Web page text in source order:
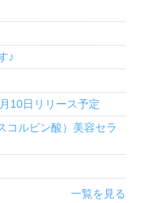
♪
10日リリース予定
コルビン酸）美容セラ
一覧を見る